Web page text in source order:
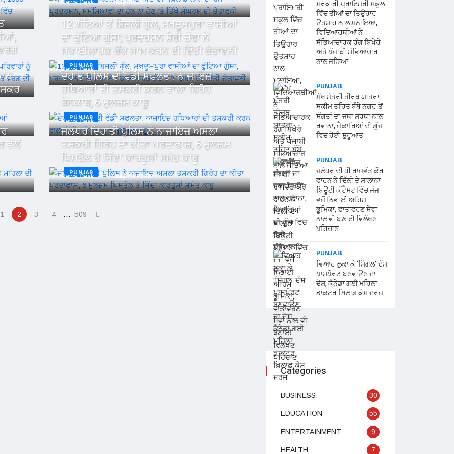
News Desk July 29, 2026
PUNJAB
12 ਘੰਟਿਆਂ ਤੋਂ ਬਿਜਲੀ ਗੁੱਲ, ਮਖਦੂਮਪੁਰਾ ਵਾਸੀਆਂ
ਦਾ ਫੁੱਟਿਆ ਗੁੱਸਾ; ਪ੍ਰਦਰਸ਼ਨ ਸ਼ੈਰੀ ਚੱਢਾ ਨੇ
ਸਕਾਈਲਾਰਕ ਚੌਂਕ ਜਾਮ ਕਰਨ ਦੀ ਦਿੱਤੀ ਚੇਤਾਵਨੀ
News Desk July 26, 2026
PUNJAB
ਦੇਹਾਤ ਪੁਲਿਸ ਦੀ ਵੱਡੀ ਸਫਲਤਾ: ਨਾਜਾਇਜ਼
ਹਥਿਆਰਾਂ ਦੀ ਤਸਕਰੀ ਕਰਨ ਵਾਲਾ ਗਿਰੋਹ
ਬੇਨਕਾਬ, 6 ਮੁਲਜ਼ਮ ਕਾਬੂ
News Desk July 25, 2026
ਵੱਲੋਂ
PUNJAB
ਜਲੰਧਰ ਦਿਹਾਤੀ ਪੁਲਿਸ ਨੇ ਨਾਜਾਇਜ਼ ਅਸਲਾ
ਤਸਕਰੀ ਗਿਰੋਹ ਦਾ ਕੀਤਾ ਪਰਦਾਫਾਸ਼, 6 ਮੁਲਜ਼ਮ
ਪਿਸਤੌਲ ਤੇ ਜਿੰਦਾ ਕਾਰਤੂਸਾਂ ਸਮੇਤ ਕਾਬੂ
News Desk July 23, 2026
1 2 3 4 … 509
ਸਰਕਾਰੀ ਪ੍ਰਾਇਮਰੀ ਸਕੂਲ
ਵਿੱਚ ਤੀਆਂ ਦਾ ਤਿਉਹਾਰ
ਉਤਸ਼ਾਹ ਨਾਲ ਮਨਾਇਆ,
ਵਿਦਿਆਰਥੀਆਂ ਨੇ
ਸੱਭਿਆਚਾਰਕ ਰੰਗ ਬਿਖੇਰੇ
ਅਤੇ ਪੰਜਾਬੀ ਸੱਭਿਆਚਾਰ
ਨਾਲ ਜੋੜਿਆ
PUNJAB
ਮੁੱਖ ਮੰਤਰੀ ਤੀਰਥ ਯਾਤਰਾ
ਸਕੀਮ ਤਹਿਤ ਬੰਬੇ ਨਗਰ ਤੋਂ
ਸੰਗਤਾਂ ਦਾ ਜਥਾ ਸ਼ਰਧਾ ਨਾਲ
ਰਵਾਨਾ, ਜੈਕਾਰਿਆਂ ਦੀ ਗੂੰਜ
ਵਿਚ ਹੋਈ ਸ਼ੁਰੂਆਤ
PUNJAB
ਜਲੰਧਰ ਦੀ ਧੀ ਰਾਜਵੰਤ ਕੌਰ
ਵਾਹਨ ਨੇ ਦਿੱਲੀ ਦੇ ਸਾਲਾਨਾ
ਬਿਊਟੀ ਕੰਟੈਸਟ ਵਿੱਚ ਜੱਜ
ਵਜੋਂ ਨਿਭਾਈ ਅਹਿਮ
ਭੂਮਿਕਾ, ਵਾਤਾਵਰਣ ਸੇਵਾ
ਨਾਲ ਵੀ ਬਣਾਈ ਵਿਲੱਖਣ
ਪਹਿਚਾਣ
PUNJAB
ਵਿਆਹ ਲੁਕਾ ਕੇ ‘ਸਿੰਗਲ’ ਦੱਸ
ਪਾਸਪੋਰਟ ਬਣਵਾਉਣ ਦਾ
ਦੋਸ਼, ਕੈਨੇਡਾ ਗਈ ਮਹਿਲਾ
ਡਾਕਟਰ ਖ਼ਿਲਾਫ਼ ਕੇਸ ਦਰਜ
Categories
BUSINESS 30
EDUCATION 55
ENTERTAINMENT 9
HEALTH 7